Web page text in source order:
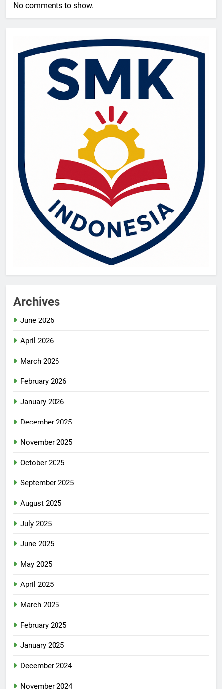
No comments to show.
Archives
June 2026
April 2026
March 2026
February 2026
January 2026
December 2025
November 2025
October 2025
September 2025
August 2025
July 2025
June 2025
May 2025
April 2025
March 2025
February 2025
January 2025
December 2024
November 2024